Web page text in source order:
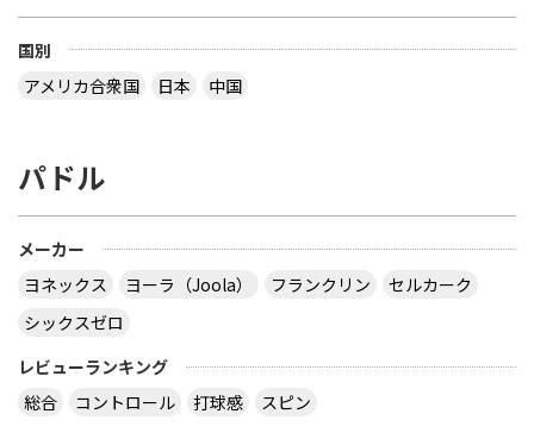
国別
アメリカ合衆国
日本 中国
パドル
メーカー
ヨネックス
ヨーラ（Joola） フランクリン
セルカーク
シックスゼロ
レビューランキング
総合
コントロール 打球感 スピン